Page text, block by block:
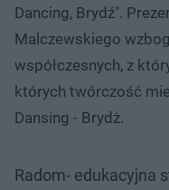
Dancing, Brydź".
Malczewskiego
współczesnych, z
których twórczość
Dansing - Brydż.
Radom- edukacyjna